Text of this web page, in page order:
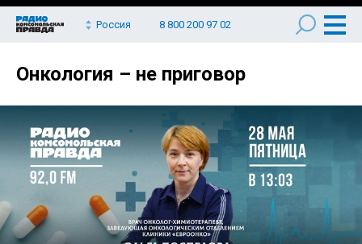
Россия 8 800 200 97 02
Онкология – не приговор